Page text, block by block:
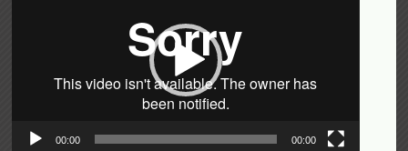
00:00 00:00